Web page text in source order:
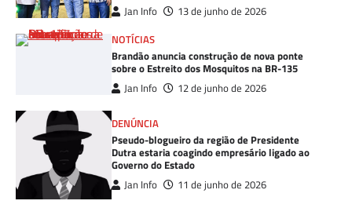
Jan Info
13 de junho de 2026
NOTÍCIAS
Brandão anuncia construção de nova ponte
sobre o Estreito dos Mosquitos na BR-135
Jan Info 12 de junho de 2026
DENÚNCIA
Pseudo-blogueiro da região de Presidente
Dutra estaria coagindo empresário ligado ao
Governo do Estado
Jan Info 11 de junho de 2026